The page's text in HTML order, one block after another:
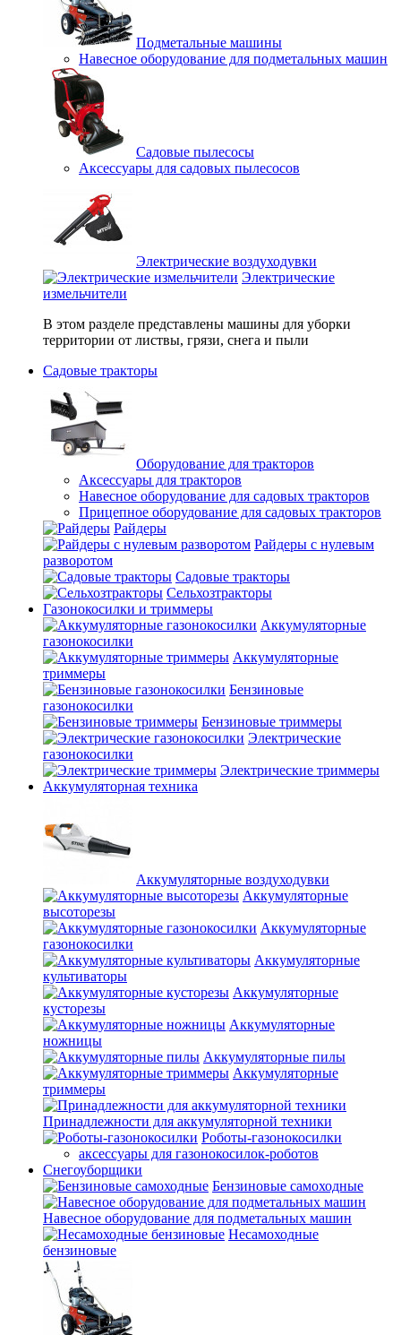
Подметальные машины
Навесное оборудование для подметальных машин
Садовые пылесосы
Аксессуары для садовых пылесосов
Электрические воздуходувки
Электрические
измельчители
В этом разделе представлены машины для уборки
территории от листвы, грязи, снега и пыли
Садовые тракторы
Оборудование для тракторов
Аксессуары для тракторов
Навесное оборудование для садовых тракторов
Прицепное оборудование для садовых тракторов
Райдеры
Райдеры с нулевым
разворотом
Садовые тракторы
Сельхозтракторы
Газонокосилки и триммеры
Аккумуляторные
газонокосилки
Аккумуляторные
триммеры
Бензиновые
газонокосилки
Бензиновые триммеры
Электрические
газонокосилки
Электрические триммеры
Аккумуляторная техника
Аккумуляторные воздуходувки
Аккумуляторные
высоторезы
Аккумуляторные
газонокосилки
Аккумуляторные
культиваторы
Аккумуляторные
кусторезы
Аккумуляторные
ножницы
Аккумуляторные пилы
Аккумуляторные
триммеры
Принадлежности для аккумуляторной техники
Роботы-газонокосилки
аксессуары для газонокосилок-роботов
Снегоуборщики
Бензиновые самоходные
Навесное оборудование для подметальных машин
Несамоходные
бензиновые